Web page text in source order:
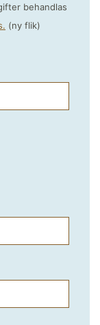
behandlas
(ny flik)